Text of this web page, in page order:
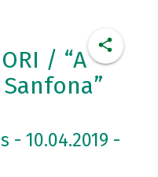
/ “A
- 10.04.2019 -